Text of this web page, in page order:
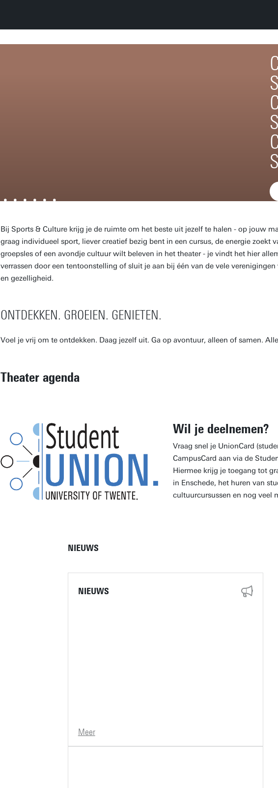
Bij Sports & Culture krijg je de ruimte om het beste uit jezelf te halen - op jouw
graag individueel sport, liever creatief bezig bent in een cursus, de energie zoekt
groepsles of een avondje cultuur wilt beleven in het theater - je vindt het hier
verrassen door een tentoonstelling of sluit je aan bij één van de vele
en gezelligheid.
ONTDEKKEN. GROEIEN. GENIETEN.
Voel je vrij om te ontdekken. Daag jezelf uit. Ga op avontuur, alleen of samen.
Theater agenda
Wil je deelnemen?
Vraag snel je UnionCard
CampusCard aan via de
Hiermee krijg je toegang tot
in Enschede, het huren van
cultuurcursussen en nog veel
NIEUWS
NIEUWS
Meer